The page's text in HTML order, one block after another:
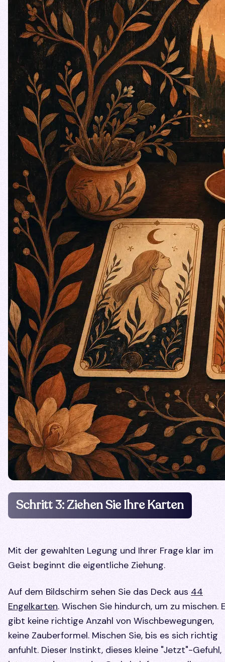
Schritt 3: Ziehen Sie Ihre Karten
Mit der gewahlten Legung und Ihrer Frage klar im
Geist beginnt die eigentliche Ziehung.
Auf dem Bildschirm sehen Sie das Deck aus 44
Engelkarten. Wischen Sie hindurch, um zu mischen.
gibt keine richtige Anzahl von Wischbewegungen,
keine Zauberformel. Mischen Sie, bis es sich richtig
anfuhlt. Dieser Instinkt, dieses kleine "Jetzt"-Gefuhl,